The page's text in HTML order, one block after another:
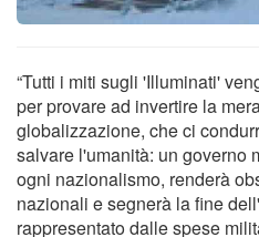
“Tutti i miti sugli 'Illuminati'
per provare ad invertire la
globalizzazione, che ci
salvare l'umanità: un governo
ogni nazionalismo, renderà
nazionali e segnerà la fine
rappresentato dalle spese